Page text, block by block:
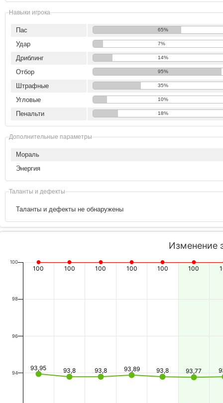
Навыки игрока
Пас 65%
Удар 7%
Дриблинг 14%
Отбор 95%
Штрафные 35%
Угловые 10%
Пенальти 18%
Дополнительные параметры
Мораль
Энергия
Таланты и дефекты
Таланты и дефекты не обнаружены
Изменение
93,95 93,8 93,8 93,89 93,8 93,77
100 100 100 100 100 100
94
96
98
100